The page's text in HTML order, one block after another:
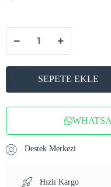
SEPETE EKLE
Destek Merkezi
Hızlı Kargo